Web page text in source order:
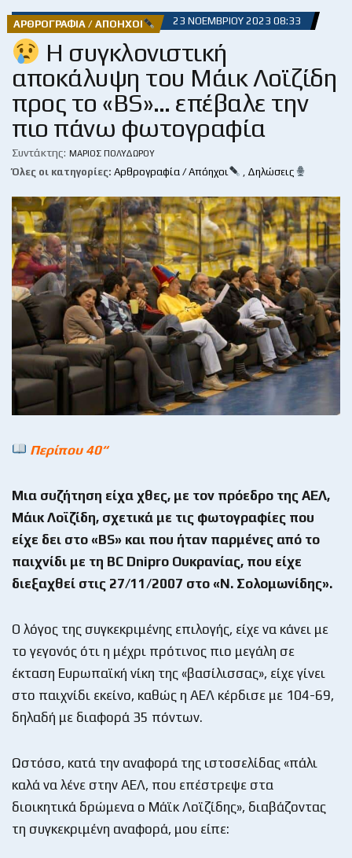
ΑΡΘΡΟΓΡΑΦΊΑ / ΑΠΌΗΧΟΙ 23 ΝΟΕΜΒΡΊΟΥ 2023 08:33
Η συγκλονιστική
αποκάλυψη του Μάικ Λοϊζίδη
προς το «BS»… επέβαλε την
πιο πάνω φωτογραφία
Συντάκτης: ΜΆΡΙΟΣ ΠΟΛΥΔΏΡΟΥ
Όλες οι κατηγορίες: Αρθρογραφία / Απόηχοι Δηλώσεις
Περίπου 40“
Μια συζήτηση είχα χθες, με τον πρόεδρο της ΑΕΛ,
Μάικ Λοϊζίδη, σχετικά με τις φωτογραφίες που
είχε δει στο «BS» και που ήταν παρμένες από το
παιχνίδι με τη BC Dnipro Ουκρανίας, που είχε
διεξαχθεί στις 27/11/2007 στο «Ν. Σολομωνίδης».
Ο λόγος της συγκεκριμένης επιλογής, είχε να κάνει με
το γεγονός ότι η μέχρι πρότινος πιο μεγάλη σε
έκταση Ευρωπαϊκή νίκη της «βασίλισσας», είχε γίνει
στο παιχνίδι εκείνο, καθώς η ΑΕΛ κέρδισε με 104-69,
δηλαδή με διαφορά 35 πόντων.
Ωστόσο, κατά την αναφορά της ιστοσελίδας «πάλι
καλά να λένε στην ΑΕΛ, που επέστρεψε στα
διοικητικά δρώμενα ο Μάϊκ Λοϊζίδης», διαβάζοντας
τη συγκεκριμένη αναφορά, μου είπε: